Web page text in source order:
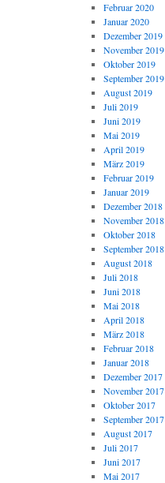
Februar 2020
Januar 2020
Dezember 2019
November 2019
Oktober 2019
September 2019
August 2019
Juli 2019
Juni 2019
Mai 2019
April 2019
März 2019
Februar 2019
Januar 2019
Dezember 2018
November 2018
Oktober 2018
September 2018
August 2018
Juli 2018
Juni 2018
Mai 2018
April 2018
März 2018
Februar 2018
Januar 2018
Dezember 2017
November 2017
Oktober 2017
September 2017
August 2017
Juli 2017
Juni 2017
Mai 2017